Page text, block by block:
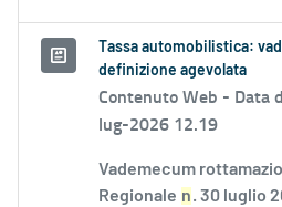
Tassa automobilistica:
definizione agevolata
Contenuto Web - Data
lug-2026 12.19
Vademecum
Regionale n. 30 luglio